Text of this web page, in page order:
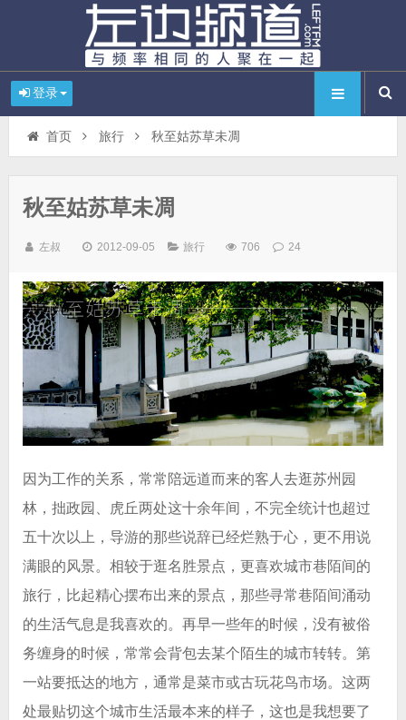
登录
首页 旅行 秋至姑苏草未凋
秋至姑苏草未凋
左叔 2012-09-05 旅行 706 24
因为工作的关系，常常陪远道而来的客人去逛苏州园
林，拙政园、虎丘两处这十余年间，不完全统计也超过
五十次以上，导游的那些说辞已经烂熟于心，更不用说
满眼的风景。相较于逛名胜景点，更喜欢城市巷陌间的
旅行，比起精心摆布出来的景点，那些寻常巷陌间涌动
的生活气息是我喜欢的。再早一些年的时候，没有被俗
务缠身的时候 ，常常会背包去某个陌生的城市转转。第
一站要抵达的地方，通常是菜市或古玩花鸟市场。这两
处最贴切这个城市生活最本来的样子，这也是我想要了